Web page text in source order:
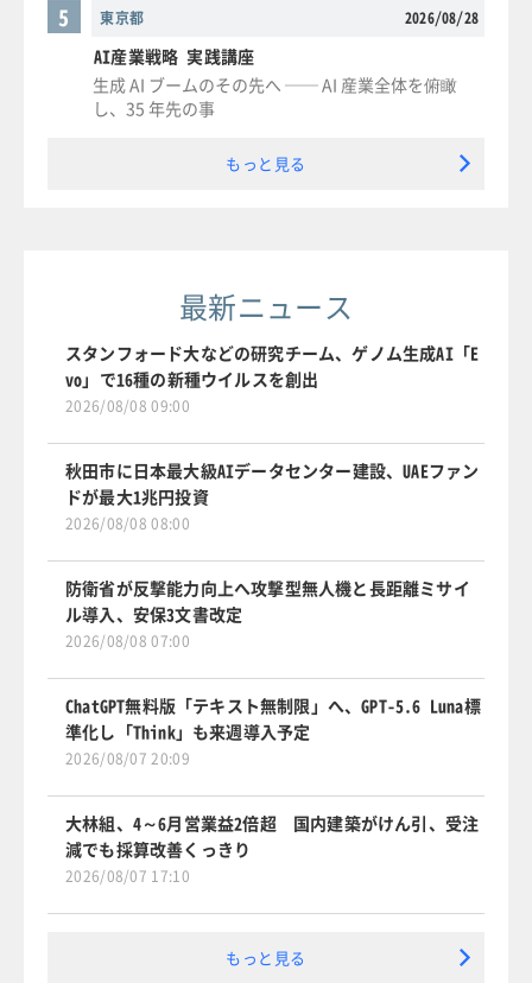
東京都 2026/08/28
5
AI産業戦略 実践講座
生成 AI ブームのその先へ ── AI 産業全体を俯瞰
し、35 年先の事
もっと見る
最新ニュース
スタンフォード大などの研究チーム、ゲノム生成AI「E
vo」で16種の新種ウイルスを創出
2026/08/08 09:00
秋田市に日本最大級AIデータセンター建設、UAEファン
ドが最大1兆円投資
2026/08/08 08:00
防衛省が反撃能力向上へ攻撃型無人機と長距離ミサイ
ル導入、安保3文書改定
2026/08/08 07:00
ChatGPT無料版「テキスト無制限」へ、GPT-5.6 Luna標
準化し「Think」も来週導入予定
2026/08/07 20:09
大林組、4～6月営業益2倍超 国内建築がけん引、受注
減でも採算改善くっきり
2026/08/07 17:10
もっと見る